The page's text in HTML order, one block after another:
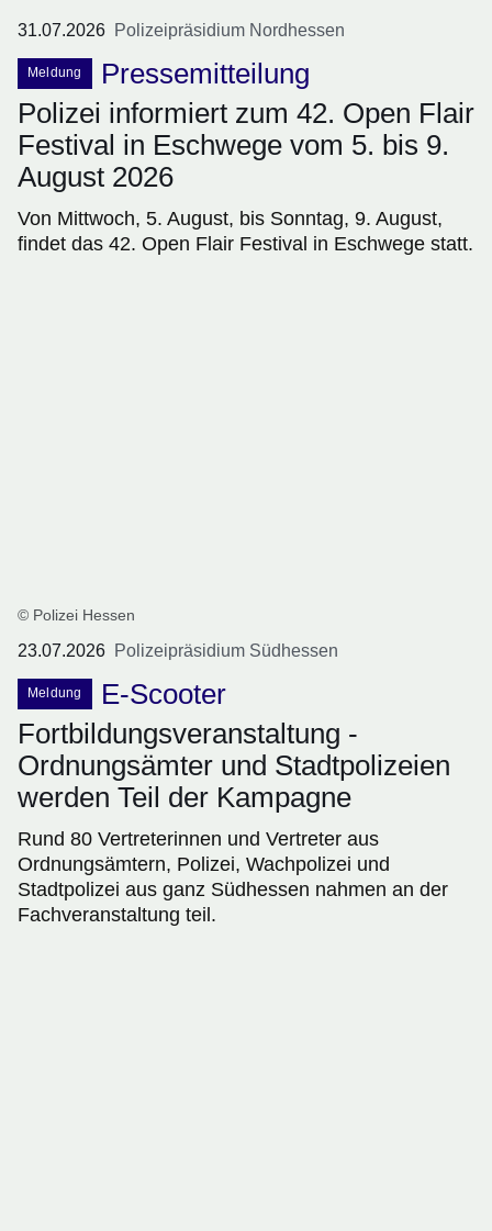
31.07.2026 Polizeipräsidium Nordhessen
Meldung
Pressemitteilung
Polizei informiert zum 42. Open Flair
Festival in Eschwege vom 5. bis 9.
August 2026
Von Mittwoch, 5. August, bis Sonntag, 9. August,
findet das 42. Open Flair Festival in Eschwege statt.
© Polizei Hessen
23.07.2026 Polizeipräsidium Südhessen
Meldung
E-Scooter
Fortbildungsveranstaltung -
Ordnungsämter und Stadtpolizeien
werden Teil der Kampagne
Rund 80 Vertreterinnen und Vertreter aus
Ordnungsämtern, Polizei, Wachpolizei und
Stadtpolizei aus ganz Südhessen nahmen an der
Fachveranstaltung teil.